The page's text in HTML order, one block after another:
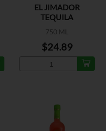
EL JIMADOR
TEQUILA
750 ML
$24.89